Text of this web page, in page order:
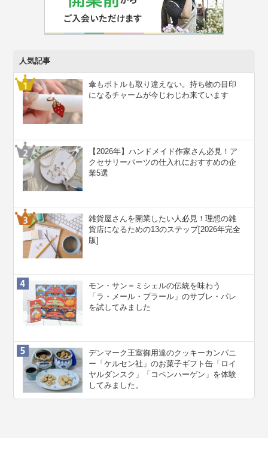
人気記事
傘もボトルも取り違えない。持ち物の目印
になるチャームが今じわじわ来ています
【2026年】ハンドメイド作家さん必見！ア
クセサリーパーツの仕入れにおすすめの企
業5選
雑貨屋さんを開業したい人必見！理想の雑
貨店になるための13のステップ[2026年完全
版]
モン・サン＝ミシェルの伝統を味わう
「ラ・メール・プラール」のサブレ・パレ
を試してみました
デンマーク王室御用達のクッキーカンパニ
ー「ケルセン社」のお菓子ギフト缶「ロイ
ヤルダンスク」「コペンハーゲン」を体験
してみました。